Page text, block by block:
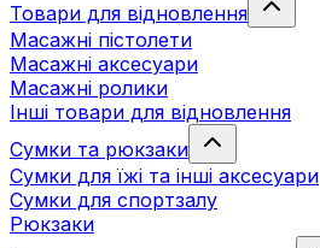
Товари для відновлення
Масажні пістолети
Масажні аксесуари
Масажні ролики
Інші товари для відновлення
Сумки та рюкзаки
Сумки для їжі та інші аксесуари
Сумки для спортзалу
Рюкзаки